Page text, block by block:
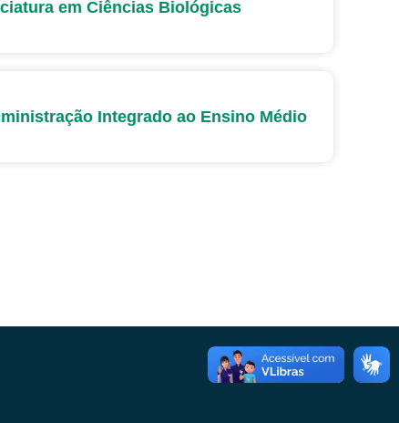
em Ciências Biológicas
Integrado ao Ensino Médio